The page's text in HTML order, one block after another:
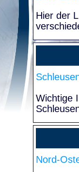
Hier der
Wichtige
Nord-